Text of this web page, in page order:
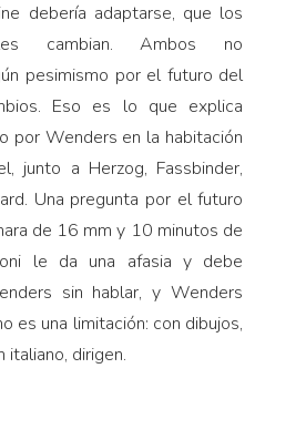
debería adaptarse, que los
cambian. Ambos no
pesimismo por el futuro del
Eso es lo que explica
por Wenders en la habitación
junto a Herzog, Fassbinder,
Una pregunta por el futuro
de 16 mm y 10 minutos de
le da una afasia y debe
sin hablar, y Wenders
es una limitación: con dibujos,
dirigen.